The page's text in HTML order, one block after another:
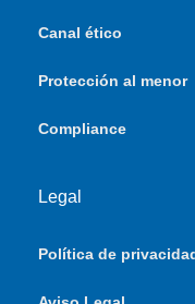
Canal ético
Protección al menor
Compliance
Legal
Política de